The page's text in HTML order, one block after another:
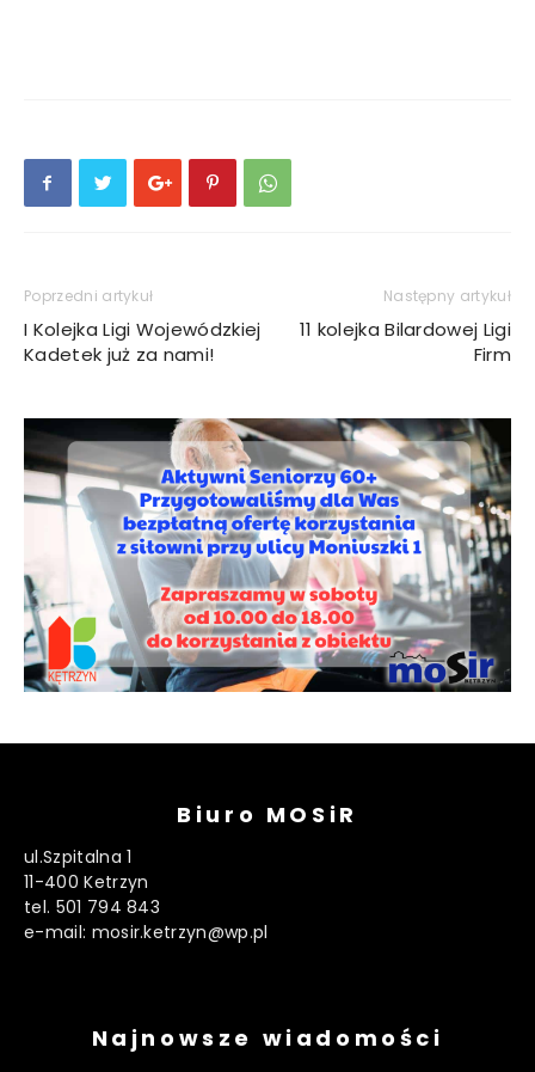
Poprzedni artykuł
I Kolejka Ligi Wojewódzkiej
Kadetek już za nami!
Następny artykuł
11 kolejka Bilardowej Ligi
Firm
Biuro MOSiR
ul.Szpitalna 1
11-400 Ketrzyn
tel. 501 794 843
e-mail: mosir.ketrzyn@wp.pl
Najnowsze wiadomości